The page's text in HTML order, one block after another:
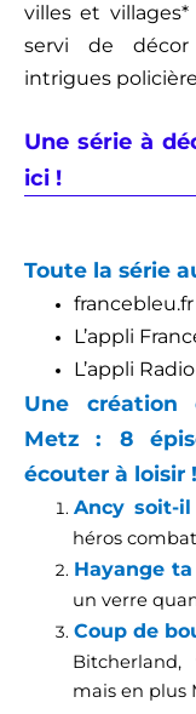
villes et
servi de
intrigues
Une série à
ici !
Toute la série
francebleu.fr
L’appli
L’appli
Une création
Metz : 8
écouter à loisir !
Ancy soit-il
héros
Hayange
un verre
Coup de
mais en plus